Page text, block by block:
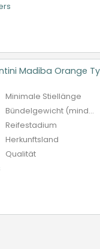
Madiba Orange
Minimale Stiellänge
Bündelgewicht (mindestens)
Reifestadium
Herkunftsland
Qualität